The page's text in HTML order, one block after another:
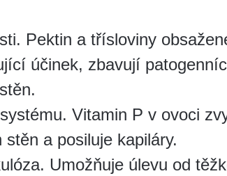
Pektin a třísloviny
účinek, zbavují
Vitamin P v ovoci
a posiluje kapiláry.
Umožňuje úlevu od